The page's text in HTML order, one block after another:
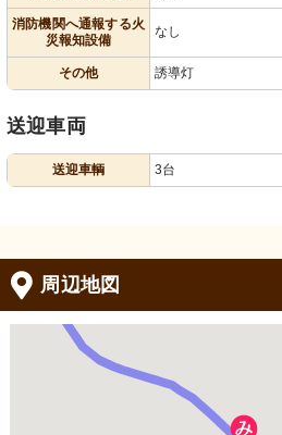
消防機関へ通報する火
災報知設備
なし
その他 誘導灯
送迎車両
送迎車輌 3台
周辺地図